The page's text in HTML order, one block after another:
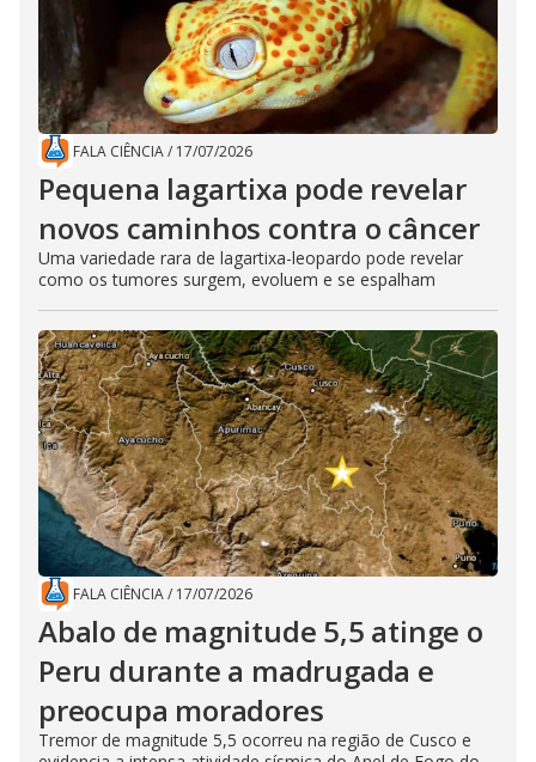
FALA CIÊNCIA/ 17/07/2026
Pequena lagartixa pode revelar
novos caminhos contra o câncer
Uma variedade rara de lagartixa-leopardo pode revelar
como os tumores surgem, evoluem e se espalham
FALA CIÊNCIA/ 17/07/2026
Abalo de magnitude 5,5 atinge o
Peru durante a madrugada e
preocupa moradores
Tremor de magnitude 5,5 ocorreu na região de Cusco e